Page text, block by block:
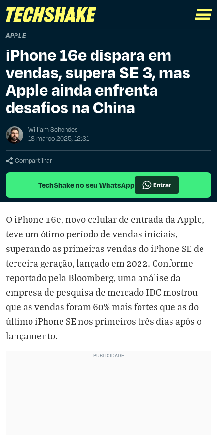
APPLE
iPhone 16e dispara em
vendas, supera SE 3, mas
Apple ainda enfrenta
desafios na China
William Schendes
18 março 2025, 12:31
Compartilhar
TechShake no seu WhatsApp Entrar
O iPhone 16e, novo celular de entrada da Apple,
teve um ótimo período de vendas iniciais,
superando as primeiras vendas do iPhone SE de
terceira geração, lançado em 2022. Conforme
reportado pela Bloomberg, uma análise da
empresa de pesquisa de mercado IDC mostrou
que as vendas foram 60% mais fortes que as do
último iPhone SE nos primeiros três dias após o
lançamento.